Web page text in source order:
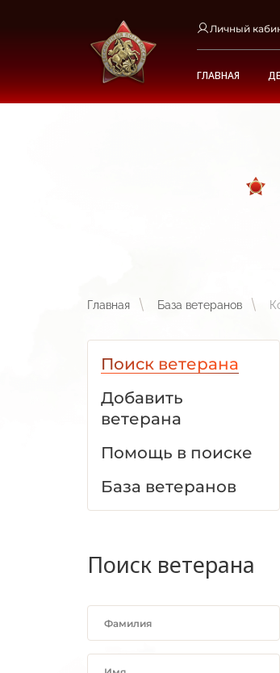
Личный
ГЛАВНАЯ
Главная База ветеранов
Поиск ветерана
Добавить
ветерана
Помощь в поиске
База ветеранов
Поиск ветерана